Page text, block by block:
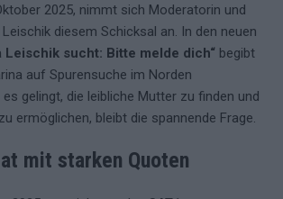
2025, nimmt sich Moderatorin und
diesem Schicksal an. In den neuen
Leischik sucht: Bitte melde dich“ begibt
auf Spurensuche im Norden
es gelingt, die leibliche Mutter zu finden und
ermöglichen, bleibt die spannende Frage.
mit starken Quoten